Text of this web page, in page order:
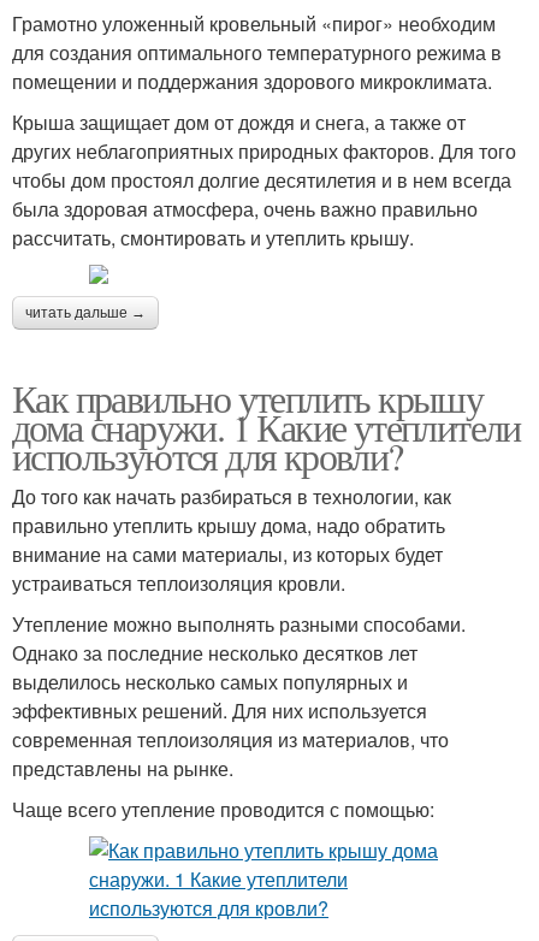
Грамотно уложенный кровельный «пирог» необходим
для создания оптимального температурного режима в
помещении и поддержания здорового микроклимата.
Крыша защищает дом от дождя и снега, а также от
других неблагоприятных природных факторов. Для того
чтобы дом простоял долгие десятилетия и в нем всегда
была здоровая атмосфера, очень важно правильно
рассчитать, смонтировать и утеплить крышу.
читать дальше →
Как правильно утеплить крышу
дома снаружи. 1 Какие утеплители
используются для кровли?
До того как начать разбираться в технологии, как
правильно утеплить крышу дома, надо обратить
внимание на сами материалы, из которых будет
устраиваться теплоизоляция кровли.
Утепление можно выполнять разными способами.
Однако за последние несколько десятков лет
выделилось несколько самых популярных и
эффективных решений. Для них используется
современная теплоизоляция из материалов, что
представлены на рынке.
Чаще всего утепление проводится с помощью: